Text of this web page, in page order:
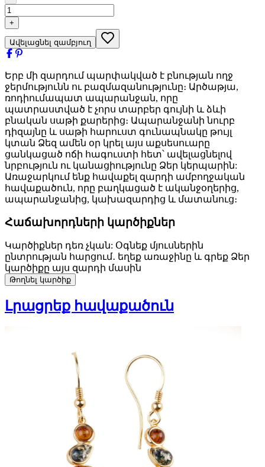
+
Ավելացնել զամբյուղ
Երբ մի զարդում պարփակված է բնության ողջ
ջերմությունն ու բազմազանությունը։ Արծաթյա,
ռոդիումապատ ապարանջան, որը
պատրաստված է չորս տարբեր գույնի և ձևի
բնական սաթի քարերից։ Ապարանջանի նուրբ
դիզայնը և սաթի հարուստ գունապնակը թույլ
կտան Ձեզ ամեն օր կրել այս աքսեսուարը
ցանկացած ոճի հագուստի հետ՝ ավելացնելով
նրբություն ու կանացիությունը Ձեր կերպարին:
Առաջարկում ենք հավաքել զարդի ամբողջական
հավաքածուն, որը բաղկացած է ականջօղերից,
ապարանջանից, կախազարդից և մատանուց։
Հաճախորդների կարծիքներ
Կարծիքներ դեռ չկան: Օգնեք մյուսներին
ընտրության հարցում․ եղեք առաջինը և գրեք Ձեր
կարծիքը այս զարդի մասին
Թողնել կարծիք
Լրացրեք հավաքածուն